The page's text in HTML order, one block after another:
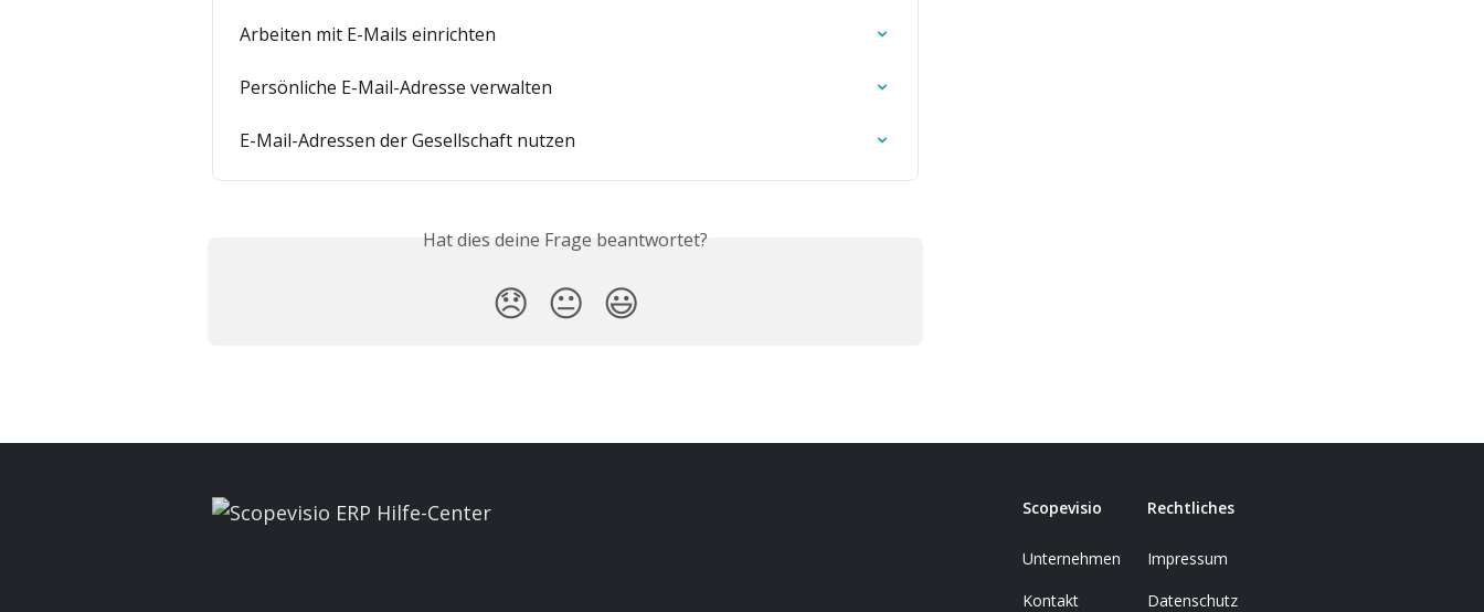
Arbeiten mit E-Mails einrichten
Persönliche E-Mail-Adresse verwalten
E-Mail-Adressen der Gesellschaft nutzen
Hat dies deine Frage beantwortet?
😞 😐 😃
Scopevisio
Unternehmen
Kontakt
Rechtliches
Impressum
Datenschutz